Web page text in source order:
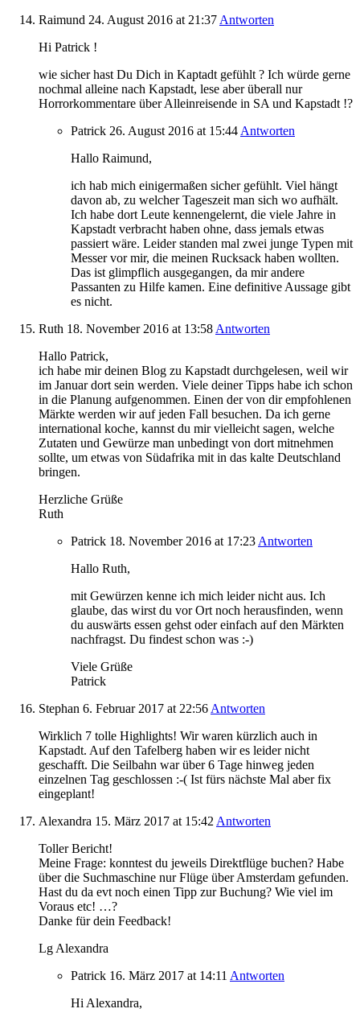
Raimund 24. August 2016 at 21:37 Antworten
Hi Patrick !
wie sicher hast Du Dich in Kaptadt gefühlt ? Ich würde gerne
nochmal alleine nach Kapstadt, lese aber überall nur
Horrorkommentare über Alleinreisende in SA und Kapstadt !?
Patrick 26. August 2016 at 15:44 Antworten
Hallo Raimund,
ich hab mich einigermaßen sicher gefühlt. Viel hängt
davon ab, zu welcher Tageszeit man sich wo aufhält.
Ich habe dort Leute kennengelernt, die viele Jahre in
Kapstadt verbracht haben ohne, dass jemals etwas
passiert wäre. Leider standen mal zwei junge Typen mit
Messer vor mir, die meinen Rucksack haben wollten.
Das ist glimpflich ausgegangen, da mir andere
Passanten zu Hilfe kamen. Eine definitive Aussage gibt
es nicht.
Ruth 18. November 2016 at 13:58 Antworten
Hallo Patrick,
ich habe mir deinen Blog zu Kapstadt durchgelesen, weil wir
im Januar dort sein werden. Viele deiner Tipps habe ich schon
in die Planung aufgenommen. Einen der von dir empfohlenen
Märkte werden wir auf jeden Fall besuchen. Da ich gerne
international koche, kannst du mir vielleicht sagen, welche
Zutaten und Gewürze man unbedingt von dort mitnehmen
sollte, um etwas von Südafrika mit in das kalte Deutschland
bringen.
Herzliche Grüße
Ruth
Patrick 18. November 2016 at 17:23 Antworten
Hallo Ruth,
mit Gewürzen kenne ich mich leider nicht aus. Ich
glaube, das wirst du vor Ort noch herausfinden, wenn
du auswärts essen gehst oder einfach auf den Märkten
nachfragst. Du findest schon was :-)
Viele Grüße
Patrick
Stephan 6. Februar 2017 at 22:56 Antworten
Wirklich 7 tolle Highlights! Wir waren kürzlich auch in
Kapstadt. Auf den Tafelberg haben wir es leider nicht
geschafft. Die Seilbahn war über 6 Tage hinweg jeden
einzelnen Tag geschlossen :-( Ist fürs nächste Mal aber fix
eingeplant!
Alexandra 15. März 2017 at 15:42 Antworten
Toller Bericht!
Meine Frage: konntest du jeweils Direktflüge buchen? Habe
über die Suchmaschine nur Flüge über Amsterdam gefunden.
Hast du da evt noch einen Tipp zur Buchung? Wie viel im
Voraus etc! …?
Danke für dein Feedback!
Lg Alexandra
Patrick 16. März 2017 at 14:11 Antworten
Hi Alexandra,